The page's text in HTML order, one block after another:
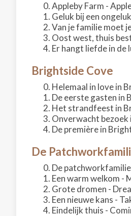
Appleby Farm -
Geluk bij een
Van je familie moet
Oost west, thuis
Er hangt liefde in de
Brightside Cove
Helemaal in love in
De eerste gasten in
Het strandfeest in
Onverwacht
De première in
De
De
Een warm welkom -
Grote dromen -
Een nieuwe kans -
Eindelijk thuis -